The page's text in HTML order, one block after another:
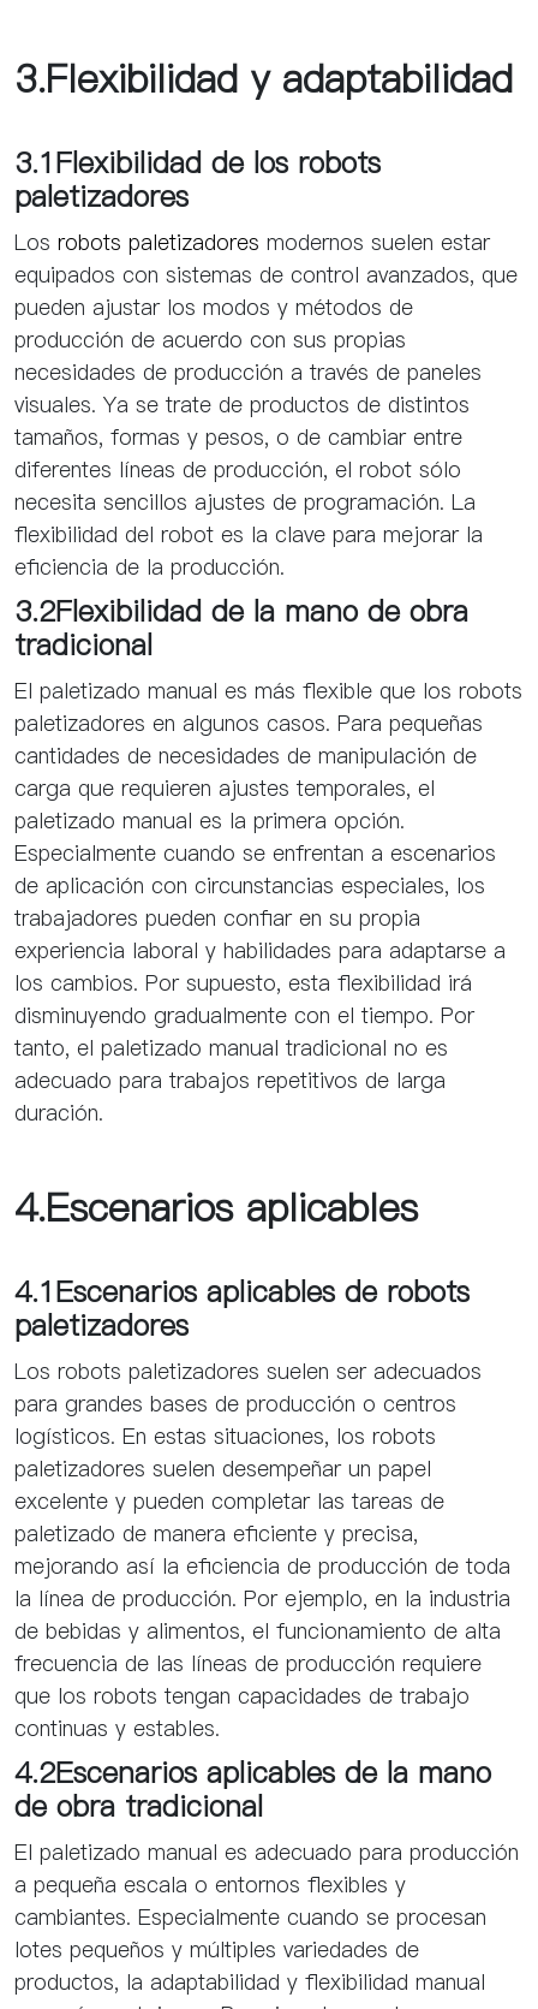
3.Flexibilidad y adaptabilidad
3.1Flexibilidad de los robots
paletizadores
Los robots paletizadores modernos suelen estar
equipados con sistemas de control avanzados, que
pueden ajustar los modos y métodos de
producción de acuerdo con sus propias
necesidades de producción a través de paneles
visuales. Ya se trate de productos de distintos
tamaños, formas y pesos, o de cambiar entre
diferentes líneas de producción, el robot sólo
necesita sencillos ajustes de programación. La
flexibilidad del robot es la clave para mejorar la
eficiencia de la producción.
3.2Flexibilidad de la mano de obra
tradicional
El paletizado manual es más flexible que los robots
paletizadores en algunos casos. Para pequeñas
cantidades de necesidades de manipulación de
carga que requieren ajustes temporales, el
paletizado manual es la primera opción.
Especialmente cuando se enfrentan a escenarios
de aplicación con circunstancias especiales, los
trabajadores pueden confiar en su propia
experiencia laboral y habilidades para adaptarse a
los cambios. Por supuesto, esta flexibilidad irá
disminuyendo gradualmente con el tiempo. Por
tanto, el paletizado manual tradicional no es
adecuado para trabajos repetitivos de larga
duración.
4.Escenarios aplicables
4.1Escenarios aplicables de robots
paletizadores
Los robots paletizadores suelen ser adecuados
para grandes bases de producción o centros
logísticos. En estas situaciones, los robots
paletizadores suelen desempeñar un papel
excelente y pueden completar las tareas de
paletizado de manera eficiente y precisa,
mejorando así la eficiencia de producción de toda
la línea de producción. Por ejemplo, en la industria
de bebidas y alimentos, el funcionamiento de alta
frecuencia de las líneas de producción requiere
que los robots tengan capacidades de trabajo
continuas y estables.
4.2Escenarios aplicables de la mano
de obra tradicional
El paletizado manual es adecuado para producción
a pequeña escala o entornos flexibles y
cambiantes. Especialmente cuando se procesan
lotes pequeños y múltiples variedades de
productos, la adaptabilidad y flexibilidad manual